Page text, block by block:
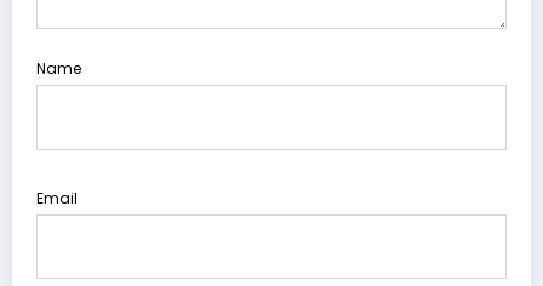
Name
Email